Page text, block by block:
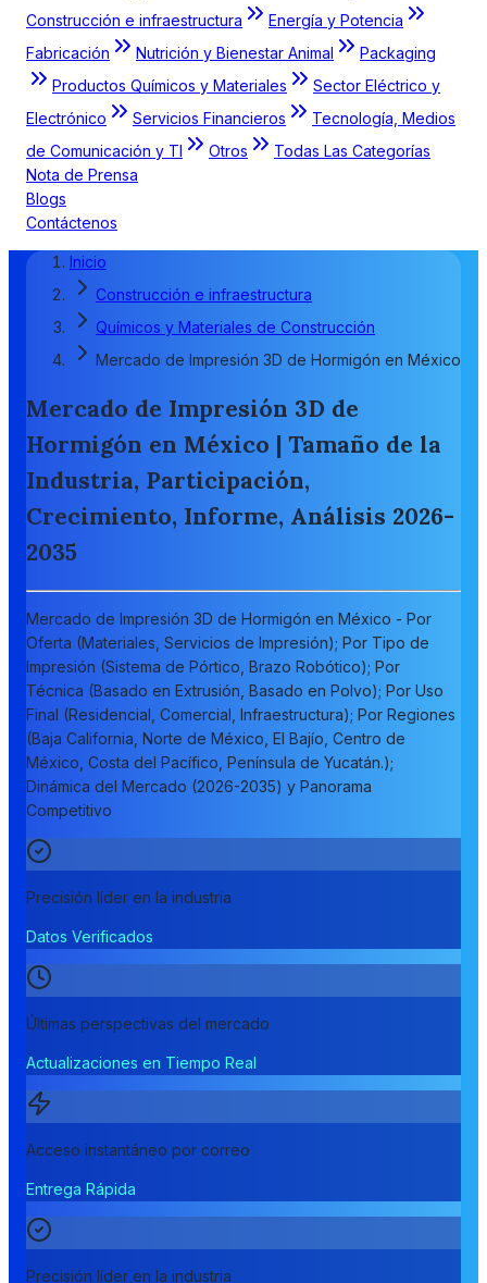
Construcción e infraestructura
Energía y Potencia
Fabricación
Nutrición y Bienestar Animal
Packaging
Productos Químicos y Materiales
Sector Eléctrico y
Electrónico
Servicios Financieros
Tecnología, Medios
de Comunicación y TI
Otros
Todas Las Categorías
Nota de Prensa
Blogs
Contáctenos
Inicio
Construcción e infraestructura
Químicos y Materiales de Construcción
Mercado de Impresión 3D de Hormigón en México
Mercado de Impresión 3D de
Hormigón en México | Tamaño de la
Industria, Participación,
Crecimiento, Informe, Análisis 2026-
2035
Mercado de Impresión 3D de Hormigón en México - Por
Oferta (Materiales, Servicios de Impresión); Por Tipo de
Impresión (Sistema de Pórtico, Brazo Robótico); Por
Técnica (Basado en Extrusión, Basado en Polvo); Por Uso
Final (Residencial, Comercial, Infraestructura); Por Regiones
(Baja California, Norte de México, El Bajío, Centro de
México, Costa del Pacífico, Península de Yucatán.);
Dinámica del Mercado (2026-2035) y Panorama
Competitivo
Precisión líder en la industria
Datos Verificados
Últimas perspectivas del mercado
Actualizaciones en Tiempo Real
Acceso instantáneo por correo
Entrega Rápida
Precisión líder en la industria